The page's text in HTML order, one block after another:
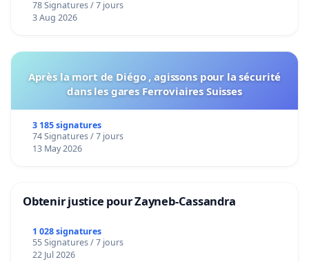
Voor
78 Signatures / 7 jours
3 Aug 2026
Après la mort de Diégo , agissons pour la sécurité
dans les gares Ferroviaires Suisses
3 185 signatures
74 Signatures / 7 jours
13 May 2026
Obtenir justice pour Zayneb-Cassandra
1 028 signatures
55 Signatures / 7 jours
22 Jul 2026